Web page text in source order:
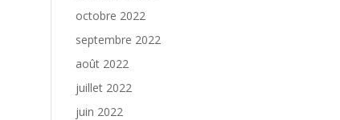
octobre 2022
septembre 2022
août 2022
juillet 2022
juin 2022